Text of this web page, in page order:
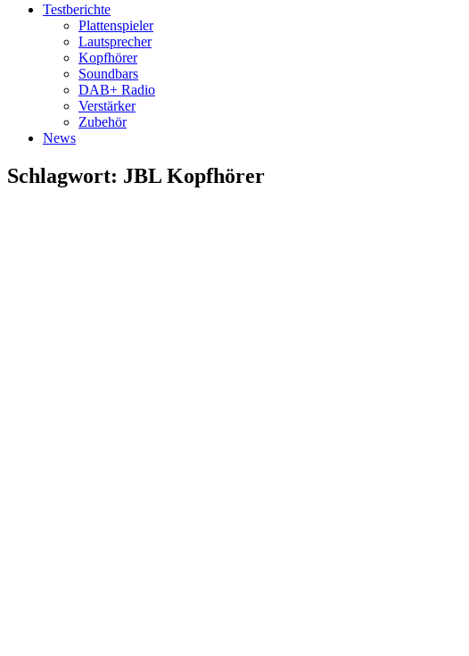
Testberichte
Plattenspieler
Lautsprecher
Kopfhörer
Soundbars
DAB+ Radio
Verstärker
Zubehör
News
Schlagwort: JBL Kopfhörer